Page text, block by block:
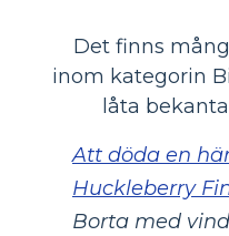
Det finns
inom kategorin
låta
Att döda en
Huckleberry
Borta med